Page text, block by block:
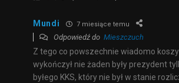
Mundi 7 miesiące temu
Odpowiedź do Mieszczuch
Z tego co powszechnie wiadomo
wykończył nie żaden były prezydent
byłego KKS, który nie był w stanie